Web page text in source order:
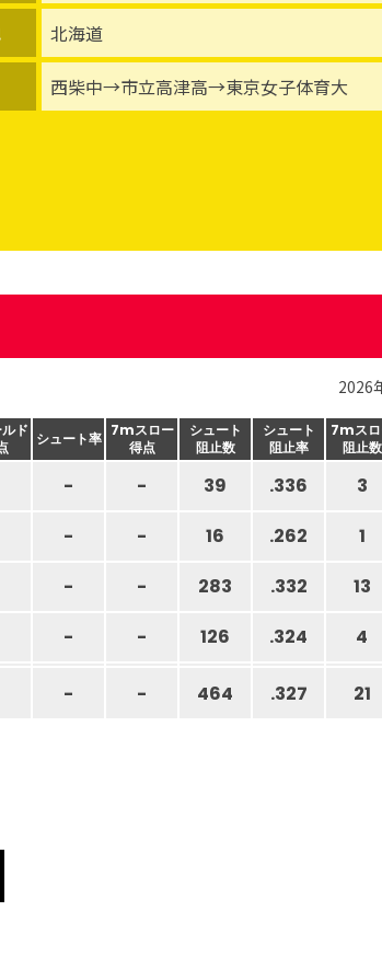
北海道
西柴中→市立高津高→東京女子体育大
2026
ド シュート率 7mスロー
得点
シュート
阻止数
シュート
阻止率
7mス
阻止数
- - 39 .336 3
- - 16 .262 1
- - 283 .332 13
- - 126 .324 4
- - 464 .327 21